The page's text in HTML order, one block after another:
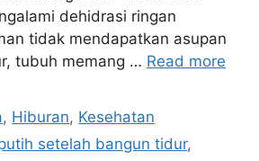
dehidrasi ringan
tidak mendapatkan asupan
tubuh memang … Read more
, Hiburan, Kesehatan
setelah bangun tidur,